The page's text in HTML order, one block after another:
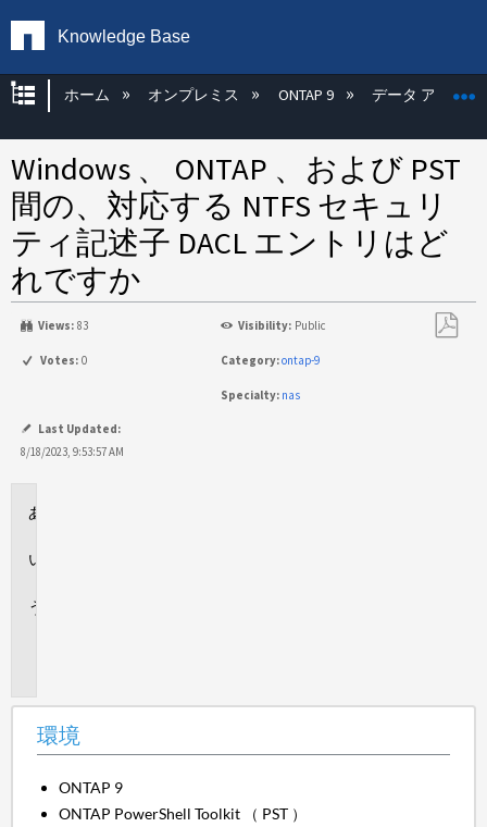
Knowledge Base
グローバル階層を展開/折りたたむ
ホーム オンプレミス ONTAP 9 データ アクセス
Windows 、 ONTAP 、および PST
間の、対応する NTFS セキュリ
ティ記述子 DACL エントリはど
れですか
Views: 83 Visibility: Public
Votes: 0 Category:ontap-9
Specialty: nas
Last Updated:
8/18/2023, 9:53:57 AM
環境
ONTAP 9
ONTAP PowerShell Toolkit （ PST ）